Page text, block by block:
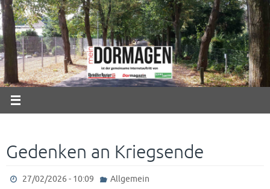
Zum
Inhalt
springen
Gedenken an Kriegsende
27/02/2026 - 10:09 Allgemein